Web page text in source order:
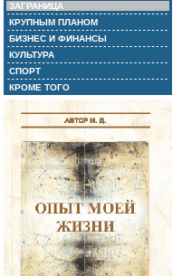
ЗАГРАНИЦА
КРУПНЫМ ПЛАНОМ
БИЗНЕС И ФИНАНСЫ
КУЛЬТУРА
СПОРТ
КРОМЕ ТОГО